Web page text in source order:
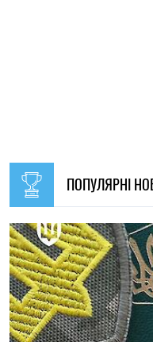
В Україні з 1 серпня
що зміниться для
Ірина Де Люсто